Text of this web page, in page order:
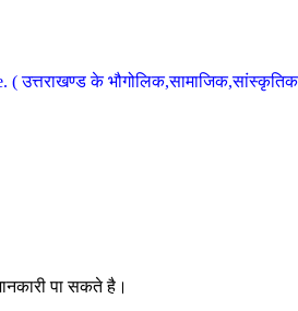
( उत्तराखण्ड के
पा सकते है।